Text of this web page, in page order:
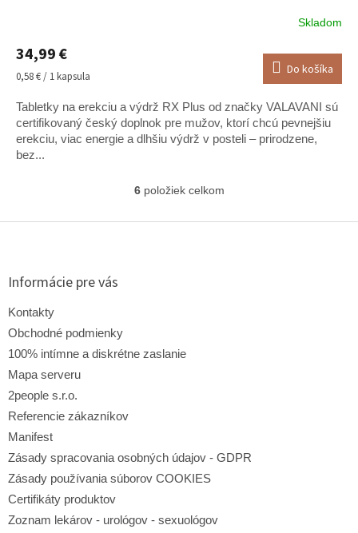
produktu
je
5,0
z
hviezdičiek.
Skladom
34,99 €
Jednotková
0,58 € / 1 kapsula Do košíka
Tabletky na erekciu a výdrž RX Plus od značky VALAVANI sú
certifikovaný český doplnok pre mužov, ktorí chcú pevnejšiu
erekciu, viac energie a dlhšiu výdrž v posteli – prirodzene,
bez...
O
l
r
v
i
s
u
6položiek celkom
Z
Informácie pre vás
Kontakty
Obchodné podmienky
100% intímne a diskrétne zaslanie
Mapa serveru
2people s.r.o.
Referencie zákazníkov
Manifest
Zásady spracovania osobných údajov - GDPR
Zásady používania súborov COOKIES
Certifikáty produktov
Zoznam lekárov - urológov - sexuológov